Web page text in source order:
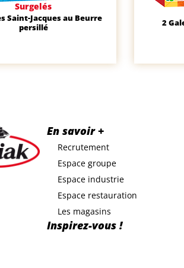
Surgelés
Saint-Jacques au Beurre
persillé
2
En savoir +
Recrutement
Espace groupe
Espace industrie
Espace restauration
Les magasins
Inspirez-vous !